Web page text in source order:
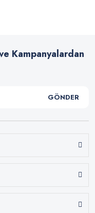
Kampanyalardan
GÖNDER